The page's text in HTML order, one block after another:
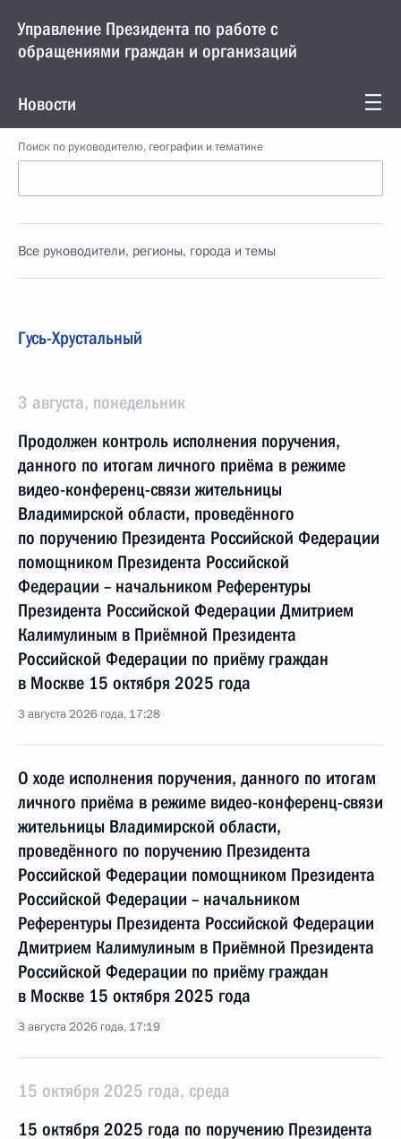
Управление Президента по работе с
обращениями граждан и организаций
Новости
Поиск по руководителю, географии и тематике
Все руководители, регионы, города и темы
Гусь-Хрустальный
3 августа, понедельник
Продолжен контроль исполнения поручения,
данного по итогам личного приёма в режиме
видео-конференц-связи жительницы
Владимирской области, проведённого
по поручению Президента Российской Федерации
помощником Президента Российской
Федерации – начальником Референтуры
Президента Российской Федерации Дмитрием
Калимулиным в Приёмной Президента
Российской Федерации по приёму граждан
в Москве 15 октября 2025 года
3 августа 2026 года, 17:28
О ходе исполнения поручения, данного по итогам
личного приёма в режиме видео-конференц-связи
жительницы Владимирской области,
проведённого по поручению Президента
Российской Федерации помощником Президента
Российской Федерации – начальником
Референтуры Президента Российской Федерации
Дмитрием Калимулиным в Приёмной Президента
Российской Федерации по приёму граждан
в Москве 15 октября 2025 года
3 августа 2026 года, 17:19
15 октября 2025 года, среда
15 октября 2025 года по поручению Президента